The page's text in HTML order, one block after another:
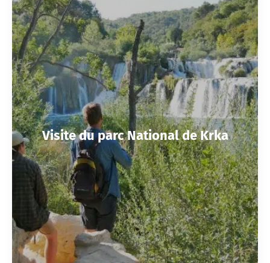
Visite du parc National de Krka